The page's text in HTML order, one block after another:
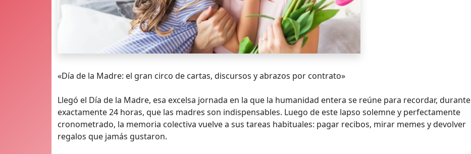
«Día de la Madre: el gran circo de cartas, discursos y abrazos por contrato»
Llegó el Día de la Madre, esa excelsa jornada en la que la humanidad entera se reúne para recordar, durante
exactamente 24 horas, que las madres son indispensables. Luego de este lapso solemne y perfectamente
cronometrado, la memoria colectiva vuelve a sus tareas habituales: pagar recibos, mirar memes y devolver
regalos que jamás gustaron.